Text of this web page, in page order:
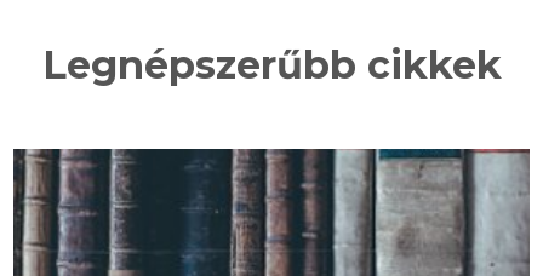
Legnépszerűbb cikkek